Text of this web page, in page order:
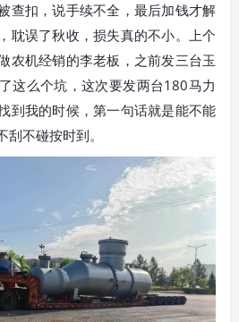
查扣，说手续不全，最后加钱才解
耽误了秋收，损失真的不小。上个
农机经销的李老板，之前发三台玉
这么个坑，这次要发两台180马力
到我的时候，第一句话就是能不能
不碰按时到。